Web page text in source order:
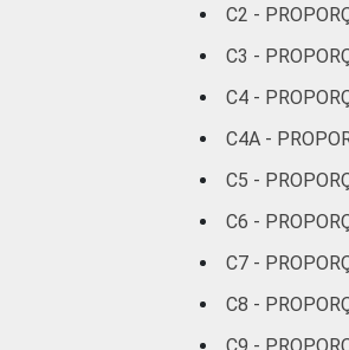
De
De
De
De
C2 -
C3 -
C4 -
C4A -
C5 -
C6 -
C7 -
C8 -